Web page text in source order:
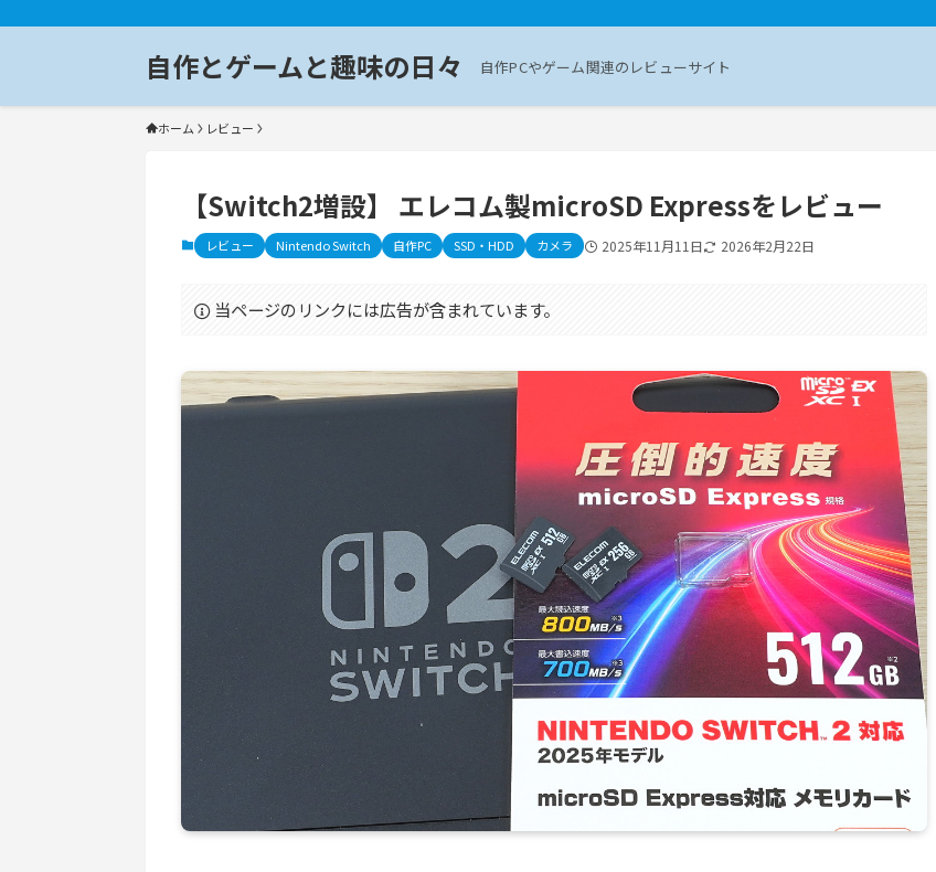
自作とゲームと趣味の日々 自作PCやゲーム関連のレビューサイト
ホーム レビュー
【Switch2増設】 エレコム製microSD Expressをレビュー
レビュー Nintendo Switch 自作PC SSD・HDD カメラ 2025年11月11日 2026年2月22日
当ページのリンクには広告が含まれています。